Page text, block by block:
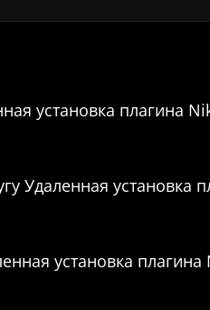
установка плагина
Удаленная установка
установка плагина